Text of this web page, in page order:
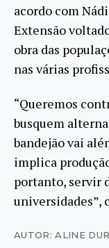
acordo com
Extensão
obra das
nas várias
“Queremos
busquem
bandejão vai
implica
portanto, servir
universidades”,
AUTOR: ALINE